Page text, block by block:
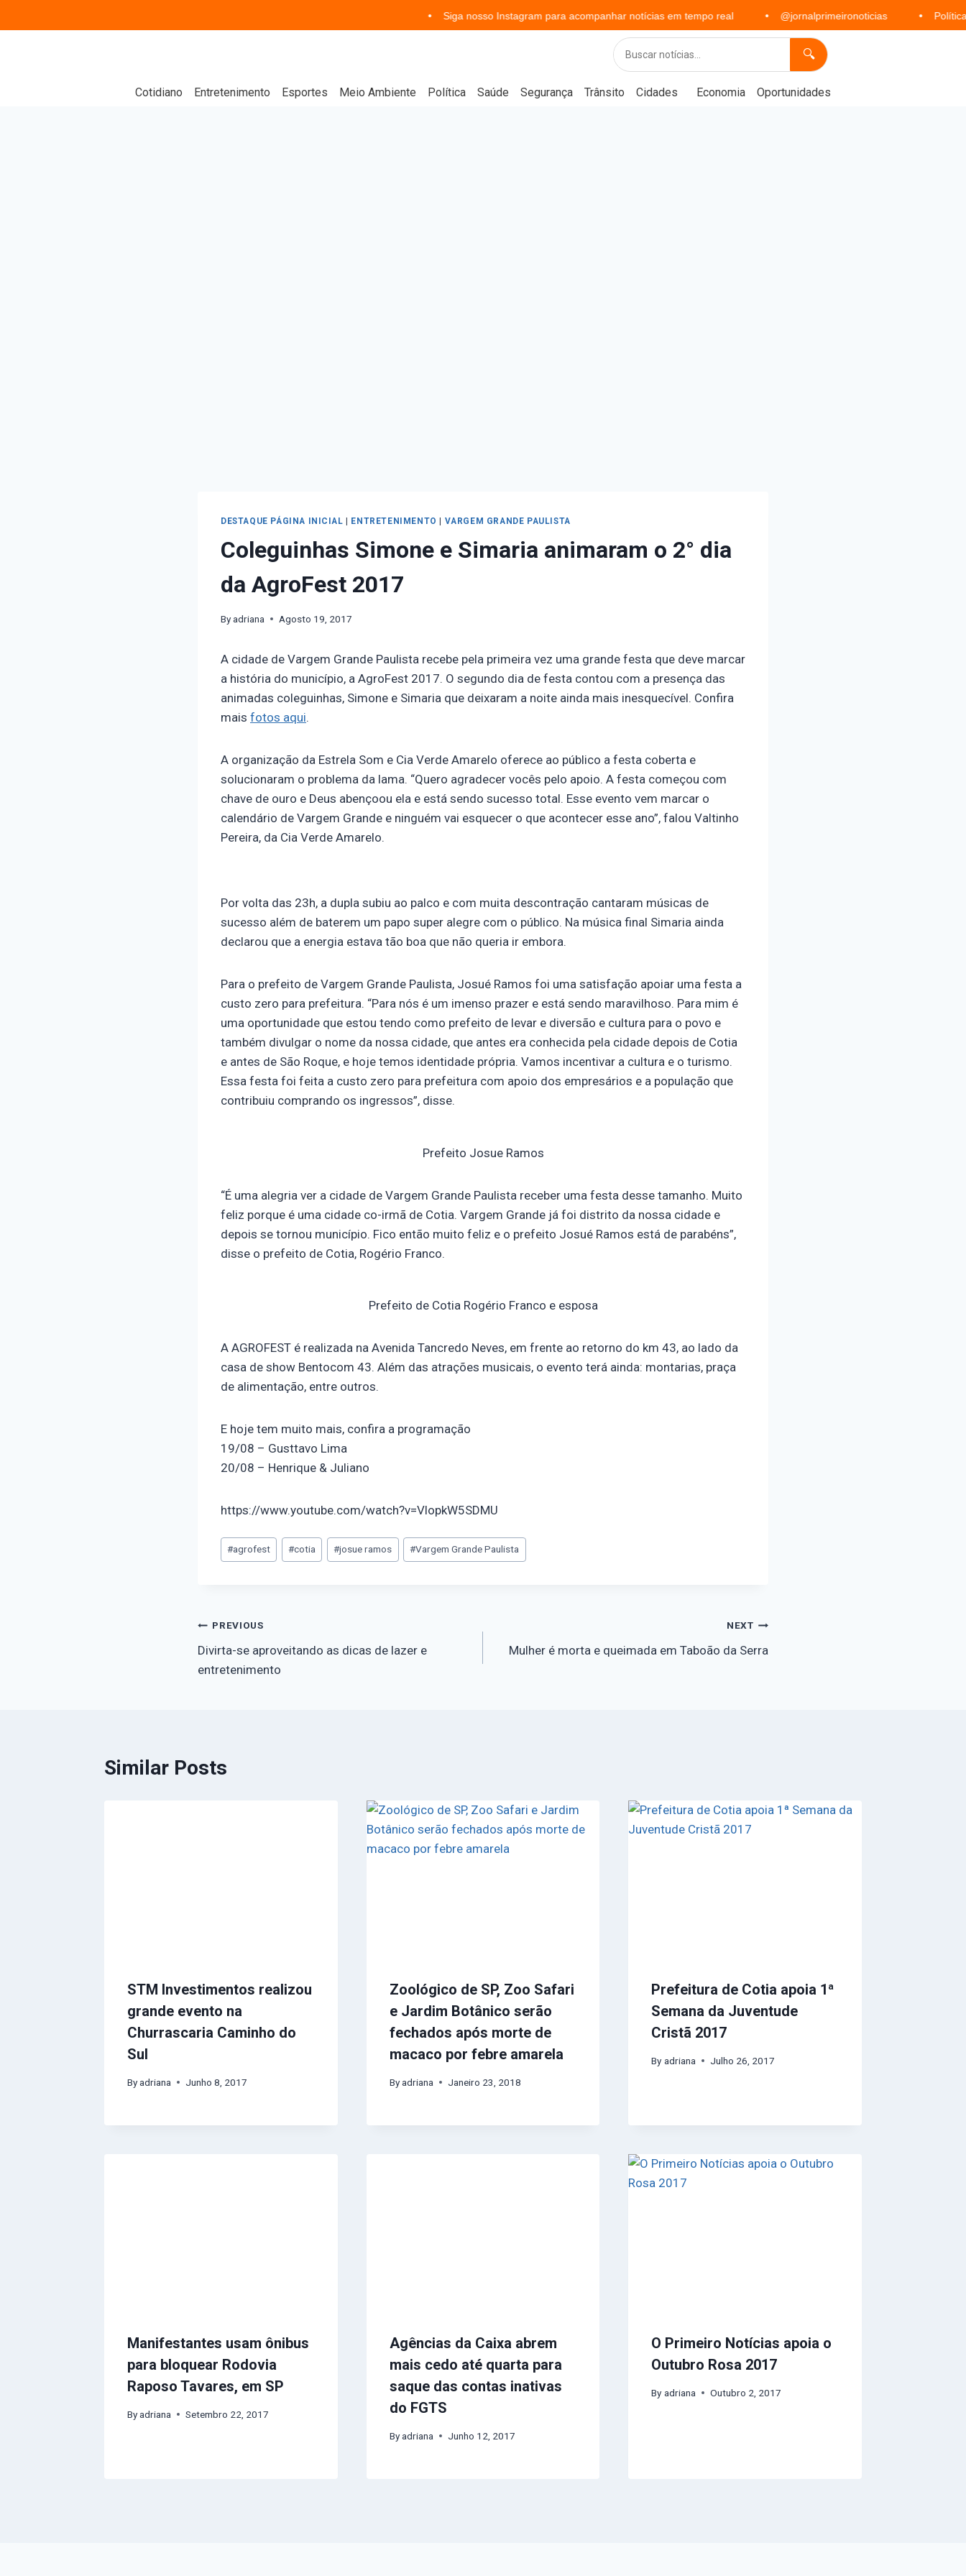
Siga nosso Instagram para acompanhar notícias em tempo real @jornalprimeironoticias Política, economia,
🔍
Cotidiano Entretenimento Esportes Meio Ambiente Política Saúde Segurança Trânsito Cidades Economia Oportunidades
DESTAQUE PÁGINA INICIAL ENTRETENIMENTO VARGEM GRANDE PAULISTA
Coleguinhas Simone e Simaria animaram o 2° dia
da AgroFest 2017
Byadriana Agosto 19, 2017
A cidade de Vargem Grande Paulista recebe pela primeira vez uma grande festa que deve marcar
a história do município, a AgroFest 2017. O segundo dia de festa contou com a presença das
animadas coleguinhas, Simone e Simaria que deixaram a noite ainda mais inesquecível. Confira
mais fotos aqui.
A organização da Estrela Som e Cia Verde Amarelo oferece ao público a festa coberta e
solucionaram o problema da lama. “Quero agradecer vocês pelo apoio. A festa começou com
chave de ouro e Deus abençoou ela e está sendo sucesso total. Esse evento vem marcar o
calendário de Vargem Grande e ninguém vai esquecer o que acontecer esse ano”, falou Valtinho
Pereira, da Cia Verde Amarelo.
Por volta das 23h, a dupla subiu ao palco e com muita descontração cantaram músicas de
sucesso além de baterem um papo super alegre com o público. Na música final Simaria ainda
declarou que a energia estava tão boa que não queria ir embora.
Para o prefeito de Vargem Grande Paulista, Josué Ramos foi uma satisfação apoiar uma festa a
custo zero para prefeitura. “Para nós é um imenso prazer e está sendo maravilhoso. Para mim é
uma oportunidade que estou tendo como prefeito de levar e diversão e cultura para o povo e
também divulgar o nome da nossa cidade, que antes era conhecida pela cidade depois de Cotia
e antes de São Roque, e hoje temos identidade própria. Vamos incentivar a cultura e o turismo.
Essa festa foi feita a custo zero para prefeitura com apoio dos empresários e a população que
contribuiu comprando os ingressos”, disse.
Prefeito Josue Ramos
“É uma alegria ver a cidade de Vargem Grande Paulista receber uma festa desse tamanho. Muito
feliz porque é uma cidade co-irmã de Cotia. Vargem Grande já foi distrito da nossa cidade e
depois se tornou município. Fico então muito feliz e o prefeito Josué Ramos está de parabéns”,
disse o prefeito de Cotia, Rogério Franco.
Prefeito de Cotia Rogério Franco e esposa
A AGROFEST é realizada na Avenida Tancredo Neves, em frente ao retorno do km 43, ao lado da
casa de show Bentocom 43. Além das atrações musicais, o evento terá ainda: montarias, praça
de alimentação, entre outros.
E hoje tem muito mais, confira a programação
19/08 – Gusttavo Lima
20/08 – Henrique & Juliano
https://www.youtube.com/watch?v=VlopkW5SDMU
#agrofest #cotia #josue ramos #Vargem Grande Paulista
PREVIOUS
Divirta-se aproveitando as dicas de lazer e
entretenimento
NEXT
Mulher é morta e queimada em Taboão da Serra
Similar Posts
STM Investimentos realizou
grande evento na
Churrascaria Caminho do
Sul
Byadriana Junho 8, 2017
Zoológico de SP, Zoo Safari
e Jardim Botânico serão
fechados após morte de
macaco por febre amarela
By adriana Janeiro 23, 2018
Prefeitura de Cotia apoia 1ª
Semana da Juventude
Cristã 2017
By adriana Julho 26, 2017
Manifestantes usam ônibus
para bloquear Rodovia
Raposo Tavares, em SP
Byadriana Setembro 22, 2017
Agências da Caixa abrem
mais cedo até quarta para
saque das contas inativas
do FGTS
By adriana Junho 12, 2017
O Primeiro Notícias apoia o
Outubro Rosa 2017
By adriana Outubro 2, 2017